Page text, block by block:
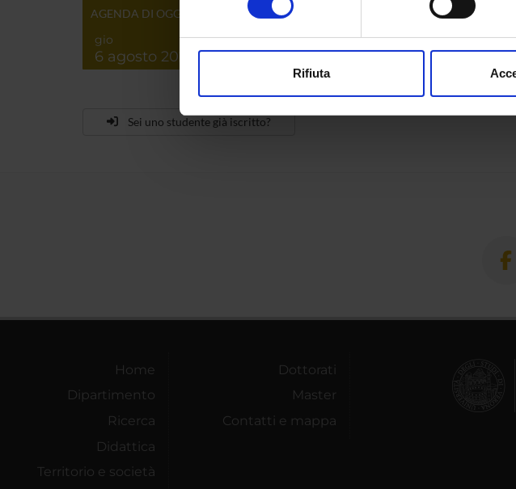
digitali).
modificare o ritirare il tuo consenso in qualsiasi
di analisi dei dati web, pubblicità e social media, i quali
Rifiuta
AGENDA DI OGGI
gio
6 agosto 2026
Sei uno studente già iscritto?
Home
Dipartimento
Ricerca
Didattica
Territorio e società
Dottorati
Master
Contatti e mappa